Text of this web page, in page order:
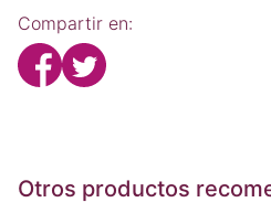
Compartir en:
Otros productos